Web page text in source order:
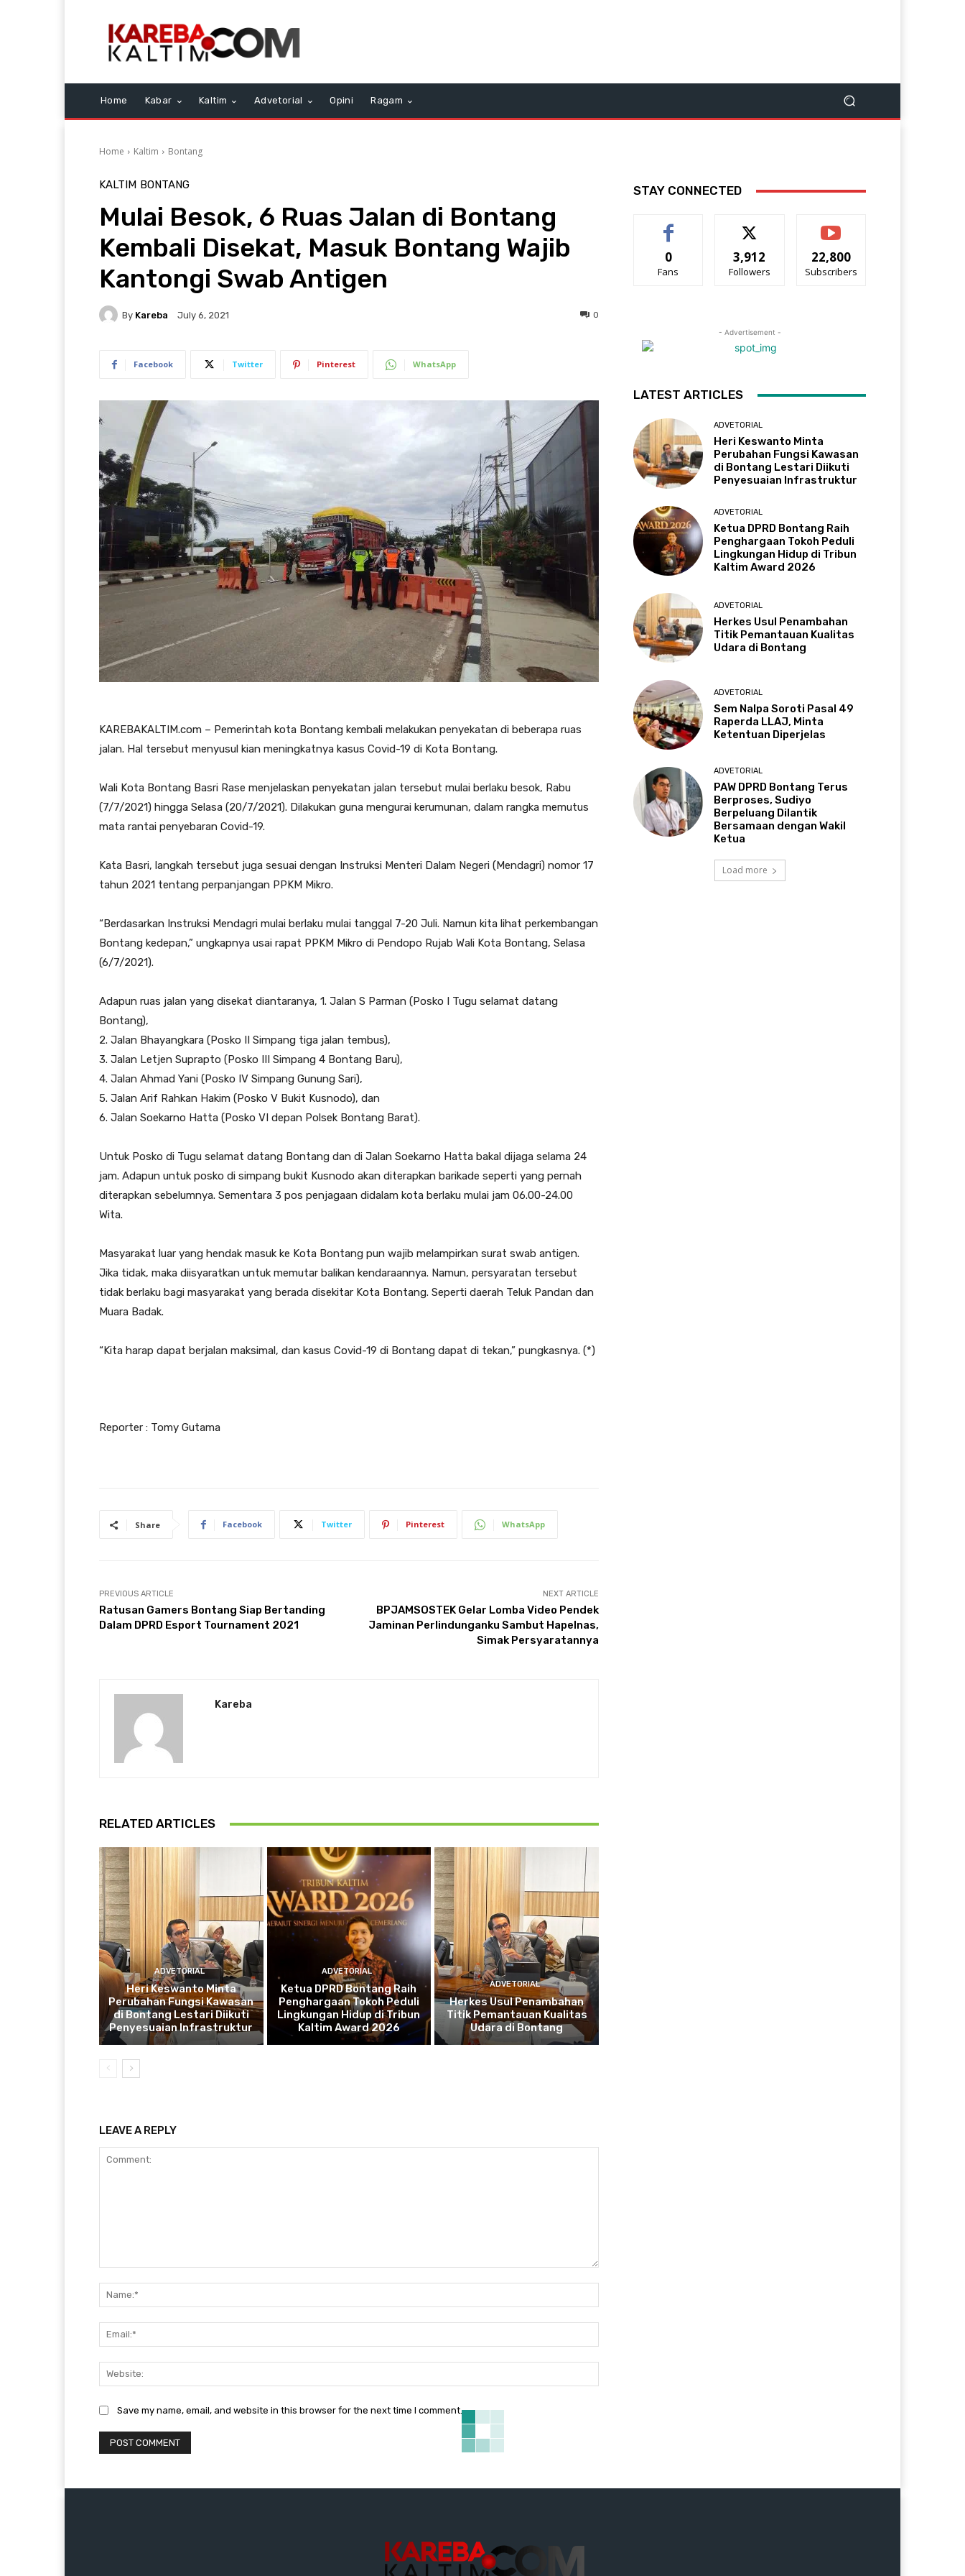
Home Kabar Kaltim Advetorial Opini Ragam
Home Kaltim Bontang
KALTIM BONTANG
Mulai Besok, 6 Ruas Jalan di Bontang
Kembali Disekat, Masuk Bontang Wajib
Kantongi Swab Antigen
By Kareba July 6, 2021 0
Facebook Twitter Pinterest WhatsApp
KAREBAKALTIM.com – Pemerintah kota Bontang kembali melakukan penyekatan di beberapa ruas
jalan. Hal tersebut menyusul kian meningkatnya kasus Covid-19 di Kota Bontang.
Wali Kota Bontang Basri Rase menjelaskan penyekatan jalan tersebut mulai berlaku besok, Rabu
(7/7/2021) hingga Selasa (20/7/2021). Dilakukan guna mengurai kerumunan, dalam rangka memutus
mata rantai penyebaran Covid-19.
Kata Basri, langkah tersebut juga sesuai dengan Instruksi Menteri Dalam Negeri (Mendagri) nomor 17
tahun 2021 tentang perpanjangan PPKM Mikro.
“Berdasarkan Instruksi Mendagri mulai berlaku mulai tanggal 7-20 Juli. Namun kita lihat perkembangan
Bontang kedepan,” ungkapnya usai rapat PPKM Mikro di Pendopo Rujab Wali Kota Bontang, Selasa
(6/7/2021).
Adapun ruas jalan yang disekat diantaranya, 1. Jalan S Parman (Posko I Tugu selamat datang
Bontang),
2. Jalan Bhayangkara (Posko II Simpang tiga jalan tembus),
3. Jalan Letjen Suprapto (Posko III Simpang 4 Bontang Baru),
4. Jalan Ahmad Yani (Posko IV Simpang Gunung Sari),
5. Jalan Arif Rahkan Hakim (Posko V Bukit Kusnodo), dan
6. Jalan Soekarno Hatta (Posko VI depan Polsek Bontang Barat).
Untuk Posko di Tugu selamat datang Bontang dan di Jalan Soekarno Hatta bakal dijaga selama 24
jam. Adapun untuk posko di simpang bukit Kusnodo akan diterapkan barikade seperti yang pernah
diterapkan sebelumnya. Sementara 3 pos penjagaan didalam kota berlaku mulai jam 06.00-24.00
Wita.
Masyarakat luar yang hendak masuk ke Kota Bontang pun wajib melampirkan surat swab antigen.
Jika tidak, maka diisyaratkan untuk memutar balikan kendaraannya. Namun, persyaratan tersebut
tidak berlaku bagi masyarakat yang berada disekitar Kota Bontang. Seperti daerah Teluk Pandan dan
Muara Badak.
“Kita harap dapat berjalan maksimal, dan kasus Covid-19 di Bontang dapat di tekan,” pungkasnya. (*)
Reporter : Tomy Gutama
Share Facebook Twitter Pinterest WhatsApp
PREVIOUS ARTICLE
Ratusan Gamers Bontang Siap Bertanding
Dalam DPRD Esport Tournament 2021
NEXT ARTICLE
BPJAMSOSTEK Gelar Lomba Video Pendek
Jaminan Perlindunganku Sambut Hapelnas,
Simak Persyaratannya
Kareba
RELATED ARTICLES
ADVETORIAL
Heri Keswanto Minta
Perubahan Fungsi Kawasan
di Bontang Lestari Diikuti
Penyesuaian Infrastruktur
ADVETORIAL
Ketua DPRD Bontang Raih
Penghargaan Tokoh Peduli
Lingkungan Hidup di Tribun
Kaltim Award 2026
ADVETORIAL
Herkes Usul Penambahan
Titik Pemantauan Kualitas
Udara di Bontang
LEAVE A REPLY
Save my name, email, and website in this browser for the next time I comment.
STAY CONNECTED
0
Fans
3,912
Followers
22,800
Subscribers
- Advertisement -
LATEST ARTICLES
ADVETORIAL
Heri Keswanto Minta
Perubahan Fungsi Kawasan
di Bontang Lestari Diikuti
Penyesuaian Infrastruktur
ADVETORIAL
Ketua DPRD Bontang Raih
Penghargaan Tokoh Peduli
Lingkungan Hidup di Tribun
Kaltim Award 2026
ADVETORIAL
Herkes Usul Penambahan
Titik Pemantauan Kualitas
Udara di Bontang
ADVETORIAL
Sem Nalpa Soroti Pasal 49
Raperda LLAJ, Minta
Ketentuan Diperjelas
ADVETORIAL
PAW DPRD Bontang Terus
Berproses, Sudiyo
Berpeluang Dilantik
Bersamaan dengan Wakil
Ketua
Load more